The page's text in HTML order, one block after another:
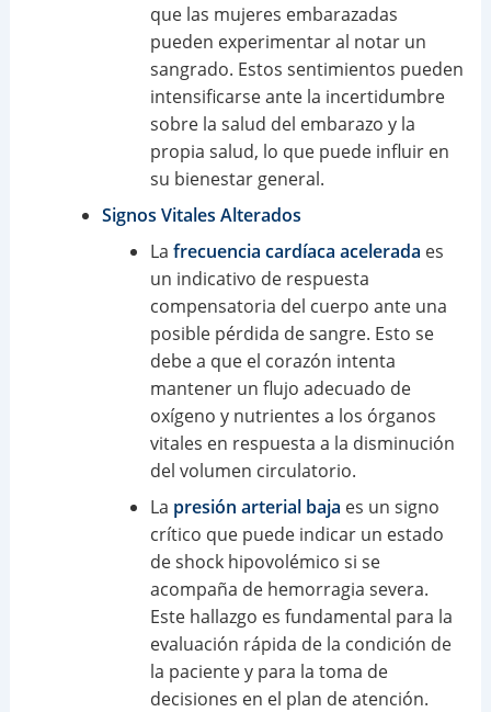
que las mujeres embarazadas
pueden experimentar al notar un
sangrado. Estos sentimientos pueden
intensificarse ante la incertidumbre
sobre la salud del embarazo y la
propia salud, lo que puede influir en
su bienestar general.
Signos Vitales Alterados
La frecuencia cardíaca acelerada es
un indicativo de respuesta
compensatoria del cuerpo ante una
posible pérdida de sangre. Esto se
debe a que el corazón intenta
mantener un flujo adecuado de
oxígeno y nutrientes a los órganos
vitales en respuesta a la disminución
del volumen circulatorio.
La presión arterial baja es un signo
crítico que puede indicar un estado
de shock hipovolémico si se
acompaña de hemorragia severa.
Este hallazgo es fundamental para la
evaluación rápida de la condición de
la paciente y para la toma de
decisiones en el plan de atención.